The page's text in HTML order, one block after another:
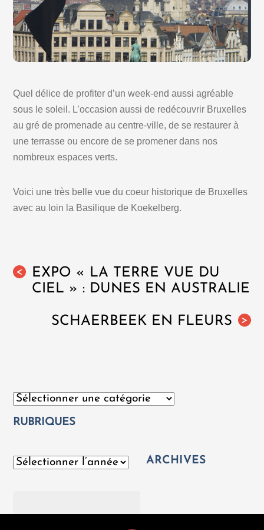
Quel délice de profiter d’un week-end aussi agréable
sous le soleil. L’occasion aussi de redécouvrir Bruxelles
au gré de promenade au centre-ville, de se restaurer à
une terrasse ou encore de se promener dans nos
nombreux espaces verts.
Voici une très belle vue du coeur historique de Bruxelles
avec au loin la Basilique de Koekelberg.
<
EXPO « LA TERRE VUE DU
CIEL » : DUNES EN AUSTRALIE
>
SCHAERBEEK EN FLEURS
Catégories
RUBRIQUES
Archives ARCHIVES